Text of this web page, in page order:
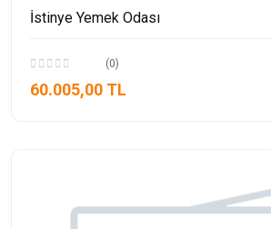
İstinye Yemek Odası
(0)
60.005,00 TL